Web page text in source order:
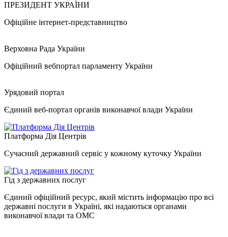
ПРЕЗИДЕНТ УКРАЇНИ
Офіційне інтернет-представництво
Верховна Рада України
Офіційний вебпортал парламенту України
Урядовий портал
Єдиний веб-портал органів виконавчої влади України
Платформа Дія Центрів
Сучасний державний сервіс у кожному куточку України
Гід з державних послуг
Єдиний офіційний ресурс, який містить інформацію про всі
державні послуги в Україні, які надаються органами
виконавчої влади та ОМС